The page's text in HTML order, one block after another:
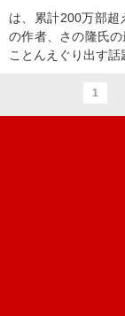
は、累計200万部超
の作者、さの隆氏
ことんえぐり出す話
1